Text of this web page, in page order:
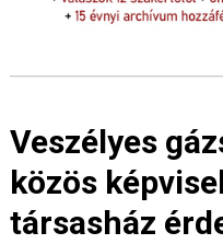
Veszélyes
közös
társasház